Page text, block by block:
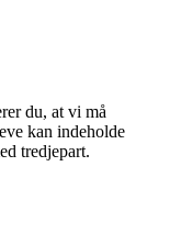
du, at vi må
kan indeholde
tredjepart.